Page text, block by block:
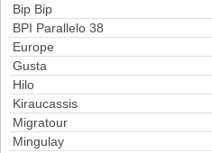
Bip Bip
BPI Parallelo 38
Europe
Gusta
Hilo
Kiraucassis
Migratour
Mingulay